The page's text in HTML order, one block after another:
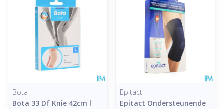
Bota
Bota 33 Df Knie 42cm l
Epitact
Epitact Ondersteunende